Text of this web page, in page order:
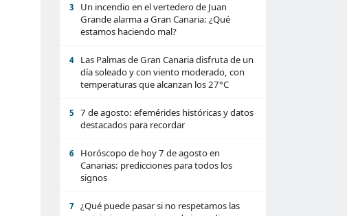
3
Un incendio en el vertedero de Juan
Grande alarma a Gran Canaria: ¿Qué
estamos haciendo mal?
4
Las Palmas de Gran Canaria disfruta de un
día soleado y con viento moderado, con
temperaturas que alcanzan los 27°C
5
7 de agosto: efemérides históricas y datos
destacados para recordar
6
Horóscopo de hoy 7 de agosto en
Canarias: predicciones para todos los
signos
7
¿Qué puede pasar si no respetamos las